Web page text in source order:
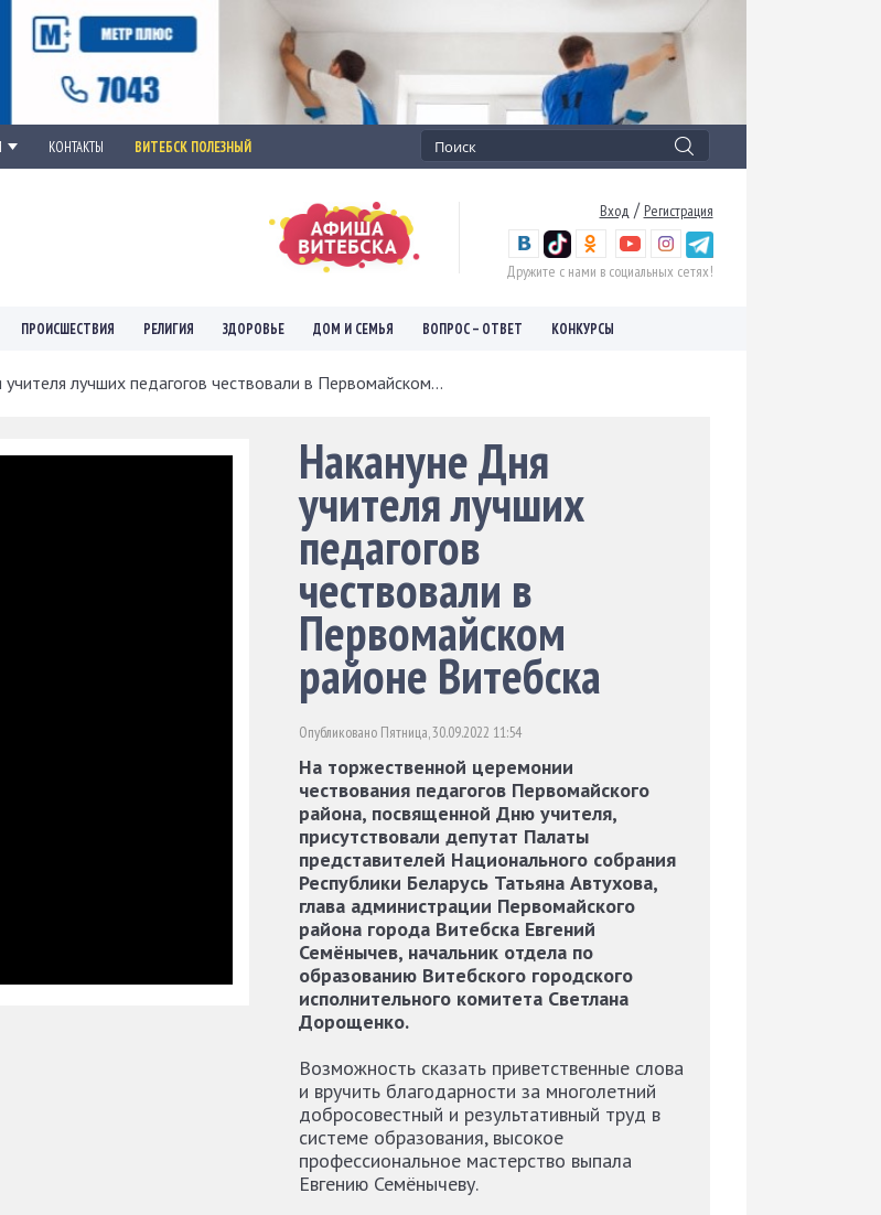
КОНТАКТЫ ВИТЕБСК ПОЛЕЗНЫЙ
Вход / Регистрация
Дружите с нами в социальных сетях!
ПРОИСШЕСТВИЯ РЕЛИГИЯ ЗДОРОВЬЕ ДОМ И СЕМЬЯ ВОПРОС – ОТВЕТ КОНКУРСЫ
лучших педагогов чествовали в Первомайском...
Накануне Дня
учителя лучших
педагогов
чествовали в
Первомайском
районе Витебска
Опубликовано Пятница, 30.09.2022 11:54
На торжественной церемонии
чествования педагогов Первомайского
района, посвященной Дню учителя,
присутствовали депутат Палаты
представителей Национального собрания
Республики Беларусь Татьяна Автухова,
глава администрации Первомайского
района города Витебска Евгений
Семёнычев, начальник отдела по
образованию Витебского городского
исполнительного комитета Светлана
Дорощенко.
Возможность сказать приветственные слова
и вручить благодарности за многолетний
добросовестный и результативный труд в
системе образования, высокое
профессиональное мастерство выпала
Евгению Семёнычеву.